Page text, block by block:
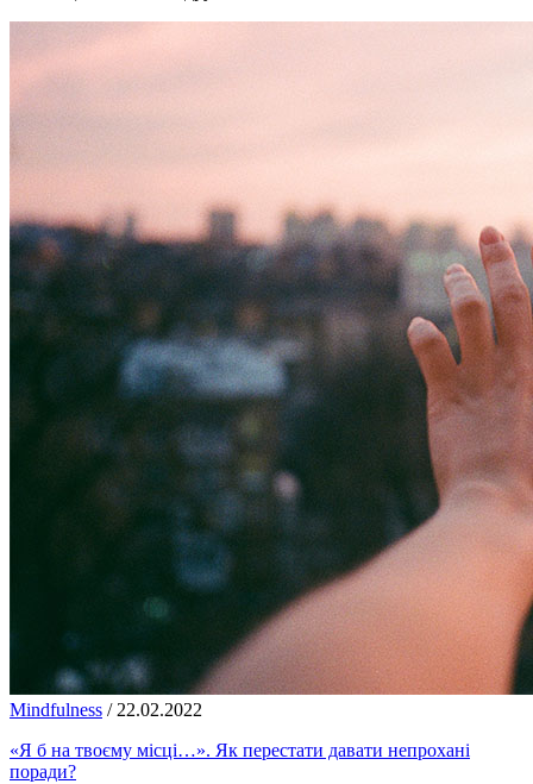
Mindfulness / 22.02.2022
«Я б на твоєму місці…». Як перестати давати непрохані
поради?